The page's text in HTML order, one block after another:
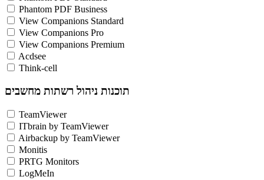
Phantom PDF Business
View Companions Standard
View Companions Pro
View Companions Premium
Acdsee
Think-cell
תוכנות ניהול רשתות מחשבים
TeamViewer
ITbrain by TeamViewer
Airbackup by TeamViewer
Monitis
PRTG Monitors
LogMeIn